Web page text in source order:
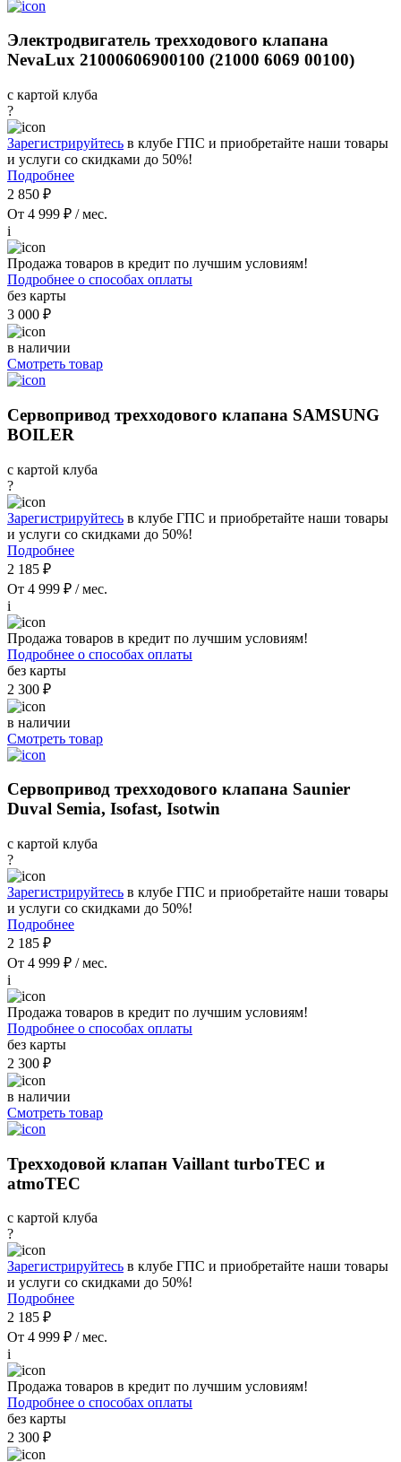
Электродвигатель трехходового клапана
NevaLux 21000606900100 (21000 6069 00100)
с картой клуба
?
Зарегистрируйтесь в клубе ГПС и приобретайте наши товары
и услуги со скидками до 50%!
Подробнее
2 850 ₽
От 4 999 ₽ / мес.
i
Продажа товаров в кредит по лучшим условиям!
Подробнее о способах оплаты
без карты
3 000 ₽
в наличии
Смотреть товар
Сервопривод трехходового клапана SAMSUNG
BOILER
с картой клуба
?
Зарегистрируйтесь в клубе ГПС и приобретайте наши товары
и услуги со скидками до 50%!
Подробнее
2 185 ₽
От 4 999 ₽ / мес.
i
Продажа товаров в кредит по лучшим условиям!
Подробнее о способах оплаты
без карты
2 300 ₽
в наличии
Смотреть товар
Сервопривод трехходового клапана Saunier
Duval Semia, Isofast, Isotwin
с картой клуба
?
Зарегистрируйтесь в клубе ГПС и приобретайте наши товары
и услуги со скидками до 50%!
Подробнее
2 185 ₽
От 4 999 ₽ / мес.
i
Продажа товаров в кредит по лучшим условиям!
Подробнее о способах оплаты
без карты
2 300 ₽
в наличии
Смотреть товар
Трехходовой клапан Vaillant turboTEC и
atmoTEC
с картой клуба
?
Зарегистрируйтесь в клубе ГПС и приобретайте наши товары
и услуги со скидками до 50%!
Подробнее
2 185 ₽
От 4 999 ₽ / мес.
i
Продажа товаров в кредит по лучшим условиям!
Подробнее о способах оплаты
без карты
2 300 ₽